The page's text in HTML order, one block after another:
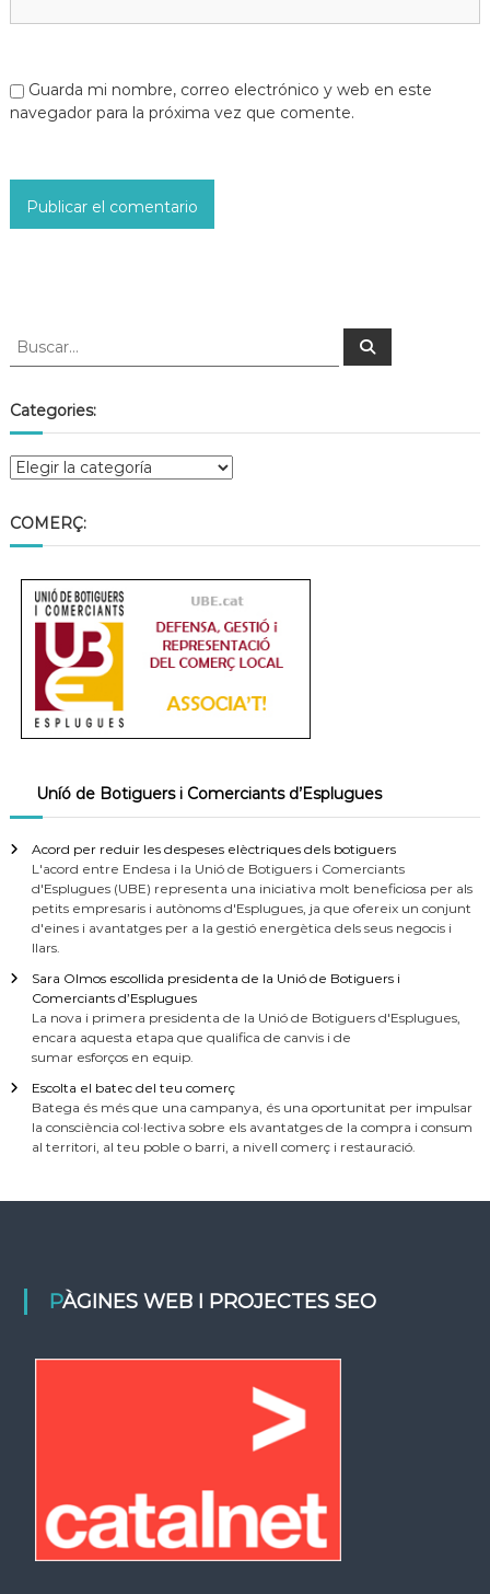
Guarda mi nombre, correo electrónico y web en este
navegador para la próxima vez que comente.
Categories:
COMERÇ:
Uníó de Botiguers i Comerciants d’Esplugues
Acord per reduir les despeses elèctriques dels botiguers
L'acord entre Endesa i la Unió de Botiguers i Comerciants
d'Esplugues (UBE) representa una iniciativa molt beneficiosa per als
petits empresaris i autònoms d'Esplugues, ja que ofereix un conjunt
d'eines i avantatges per a la gestió energètica dels seus negocis i
llars.
Sara Olmos escollida presidenta de la Unió de Botiguers i
Comerciants d’Esplugues
La nova i primera presidenta de la Unió de Botiguers d'Esplugues,
encara aquesta etapa que qualifica de canvis i de
sumar esforços en equip.
Escolta el batec del teu comerç
Batega és més que una campanya, és una oportunitat per impulsar
la consciència col·lectiva sobre els avantatges de la compra i consum
al territori, al teu poble o barri, a nivell comerç i restauració.
PÀGINES WEB I PROJECTES SEO